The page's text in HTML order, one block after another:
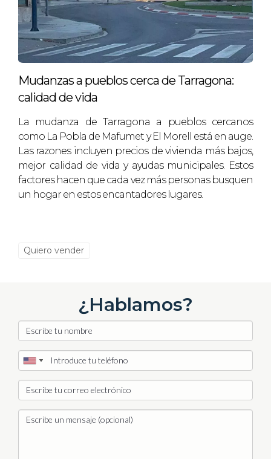
no dudes en contactarme. Soy Laia Fuster y tengo
experiencia ayudando a propietarios a lograr
ventas exitosas en este mercado competitivo.
Estoy aquí para guiarte en cada paso del proceso.
Mudanzas a pueblos cerca de Tarragona:
calidad de vida
La mudanza de Tarragona a pueblos cercanos
como La Pobla de Mafumet y El Morell está en auge.
Las razones incluyen precios de vivienda más bajos,
mejor calidad de vida y ayudas municipales. Estos
factores hacen que cada vez más personas busquen
un hogar en estos encantadores lugares.
Quiero vender
¿Hablamos?